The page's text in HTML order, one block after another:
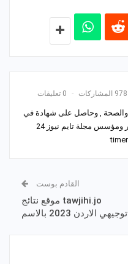
978 المشاركات 0 تعليقات
والصحة , وحاصل على شهادة في
ومؤسس مجلة تايم نيوز 24
القادم بوست
tawjihi.jo موقع نتائج
توجيهي الاردن 2023 بالاسم